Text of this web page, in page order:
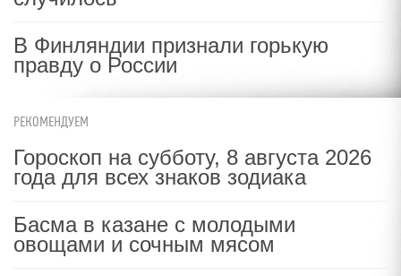
В Финляндии признали горькую
правду о России
РЕКОМЕНДУЕМ
Гороскоп на субботу, 8 августа 2026
года для всех знаков зодиака
Басма в казане с молодыми
овощами и сочным мясом